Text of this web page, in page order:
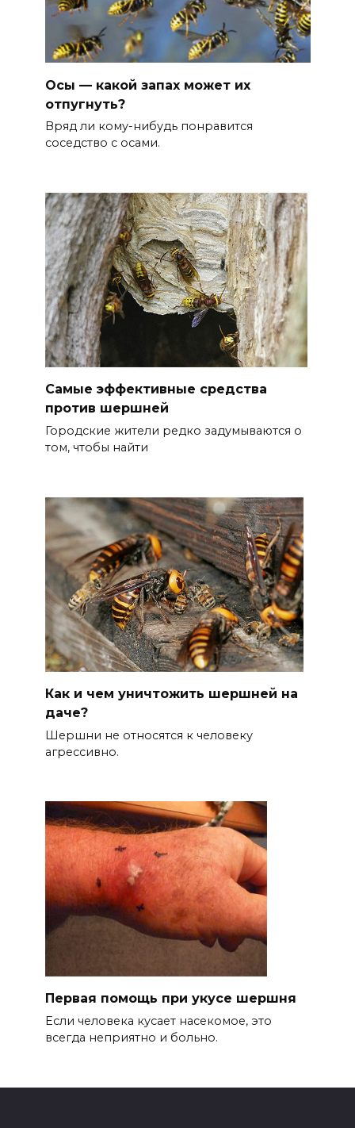
Осы — какой запах может их
отпугнуть?
Вряд ли кому-нибудь понравится
соседство с осами.
Самые эффективные средства
против шершней
Городские жители редко задумываются о
том, чтобы найти
Как и чем уничтожить шершней на
даче?
Шершни не относятся к человеку
агрессивно.
Первая помощь при укусе шершня
Если человека кусает насекомое, это
всегда неприятно и больно.